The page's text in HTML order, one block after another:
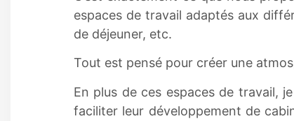
espaces de travail adaptés aux
de déjeuner, etc.
Tout est pensé pour créer une
En plus de ces espaces de travail,
faciliter leur développement de